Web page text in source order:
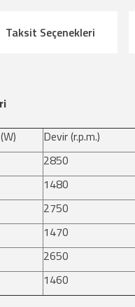
Taksit Seçenekleri
Devir (r.p.m.)
2850
1480
2750
1470
2650
1460